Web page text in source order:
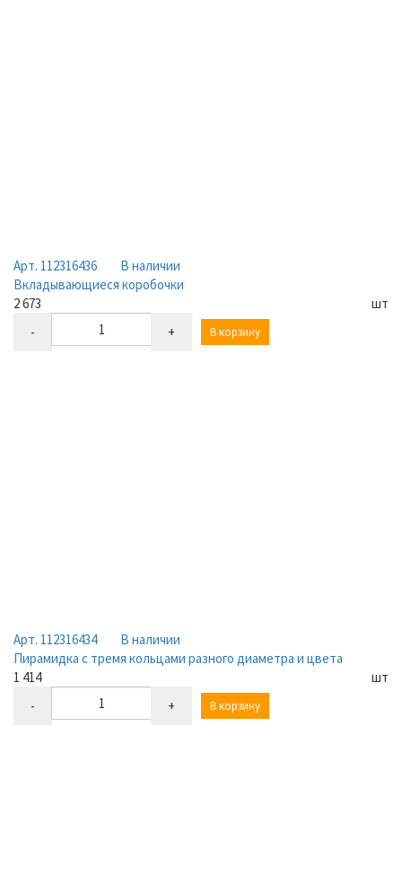
Арт. 112316436
В наличии
Вкладывающиеся коробочки
2 673
шт
-
+ В корзину
Арт. 112316434
В наличии
Пирамидка с тремя кольцами разного диаметра и цвета
1 414
шт
-
+ В корзину